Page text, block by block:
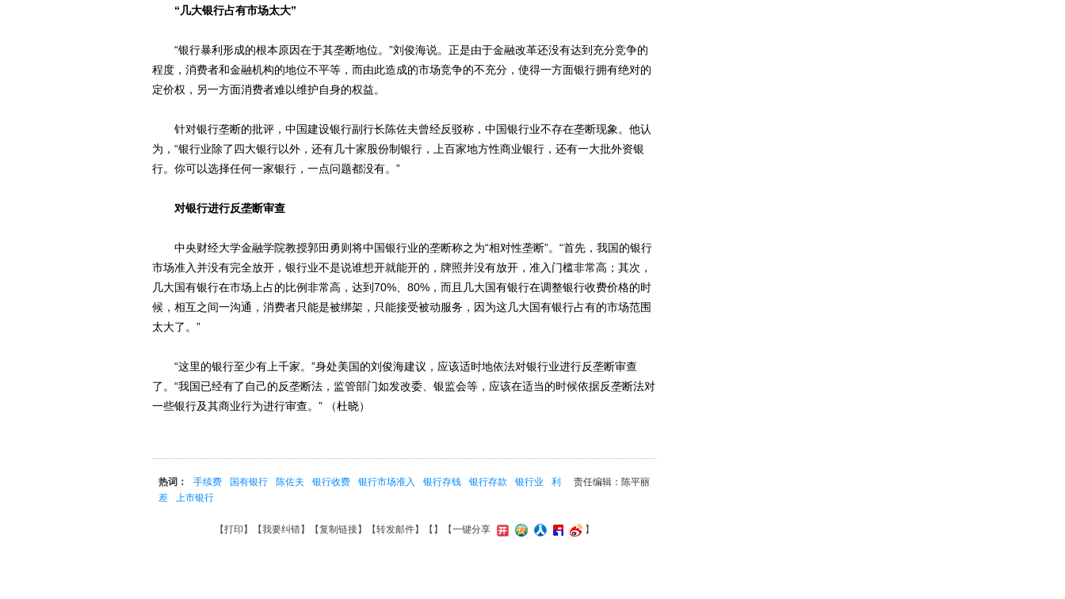
“几大银行占有市场太大”
“银行暴利形成的根本原因在于其垄断地位。”刘俊海说。正是由于金融改革还没有达到充分竞争的
程度，消费者和金融机构的地位不平等，而由此造成的市场竞争的不充分，使得一方面银行拥有绝对的
定价权，另一方面消费者难以维护自身的权益。
针对银行垄断的批评，中国建设银行副行长陈佐夫曾经反驳称，中国银行业不存在垄断现象。他认
为，“银行业除了四大银行以外，还有几十家股份制银行，上百家地方性商业银行，还有一大批外资银
行。你可以选择任何一家银行，一点问题都没有。”
对银行进行反垄断审查
中央财经大学金融学院教授郭田勇则将中国银行业的垄断称之为“相对性垄断”。“首先，我国的银行
市场准入并没有完全放开，银行业不是说谁想开就能开的，牌照并没有放开，准入门槛非常高；其次，
几大国有银行在市场上占的比例非常高，达到70%、80%，而且几大国有银行在调整银行收费价格的时
候，相互之间一沟通，消费者只能是被绑架，只能接受被动服务，因为这几大国有银行占有的市场范围
太大了。”
“这里的银行至少有上千家。”身处美国的刘俊海建议，应该适时地依法对银行业进行反垄断审查
了。“我国已经有了自己的反垄断法，监管部门如发改委、银监会等，应该在适当的时候依据反垄断法对
一些银行及其商业行为进行审查。” （杜晓）
责任编辑：陈平丽
热词： 手续费 国有银行 陈佐夫 银行收费 银行市场准入 银行存钱 银行存款 银行业
利
差
上市银行
【打印 】【我要纠错】【复制链接】【转发邮件】【 】 【一键分享 】